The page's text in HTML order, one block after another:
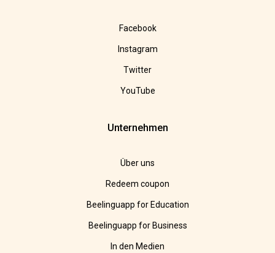
Facebook
Instagram
Twitter
YouTube
Unternehmen
Über uns
Redeem coupon
Beelinguapp for Education
Beelinguapp for Business
In den Medien